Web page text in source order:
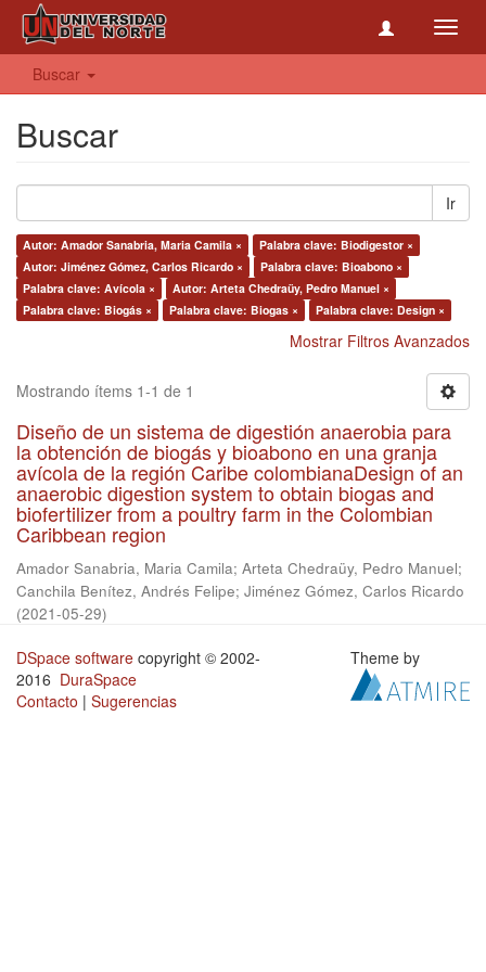
Buscar
Buscar
Ir
Autor: Amador Sanabria, Maria Camila ×
Palabra clave: Biodigestor ×
Autor: Jiménez Gómez, Carlos Ricardo ×
Palabra clave: Bioabono ×
Palabra clave: Avícola ×
Autor: Arteta Chedraüy, Pedro Manuel ×
Palabra clave: Biogás ×
Palabra clave: Biogas × Palabra clave: Design ×
Mostrar Filtros Avanzados
Mostrando ítems 1-1 de 1
Diseño de un sistema de digestión anaerobia para
la obtención de biogás y bioabono en una granja
avícola de la región Caribe colombianaDesign of an
anaerobic digestion system to obtain biogas and
biofertilizer from a poultry farm in the Colombian
Caribbean region
Amador Sanabria, Maria Camila; Arteta Chedraüy, Pedro Manuel;
Canchila Benítez, Andrés Felipe; Jiménez Gómez, Carlos Ricardo
(2021-05-29)
DSpace software copyright © 2002-
2016 DuraSpace
Contacto | Sugerencias
Theme by